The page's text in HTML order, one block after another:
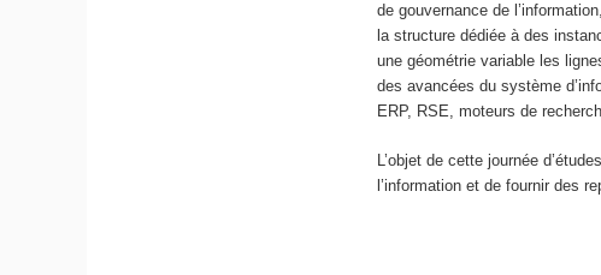
de gouvernance de
la structure dédiée à des
une géométrie variable les
des avancées du système
ERP, RSE, moteurs de
L’objet de cette journée
l’information et de fournir des